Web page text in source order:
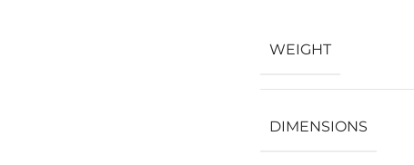
WEIGHT
DIMENSIONS